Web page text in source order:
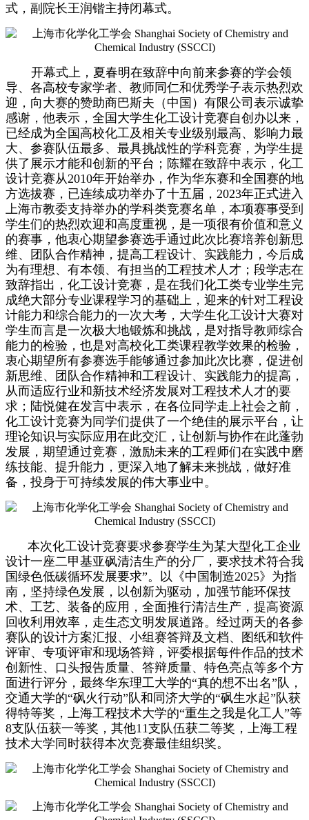
式， 副院长王润锴主持闭幕式。
开幕式上，夏春明在致辞中向前来参赛的学会领
导、各高校专家学者、教师同仁和优秀学子表示热烈欢
迎，向大赛的赞助商巴斯夫（中国）有限公司表示诚挚
感谢，他表示，全国大学生化工设计竞赛自创办以来，
已经成为全国高校化工及相关专业级别最高、影响力最
大、参赛队伍最多、最具挑战性的学科竞赛，为学生提
供了展示才能和创新的平台；陈耀在致辞中表示，化工
设计竞赛从2010年开始举办，作为华东赛和全国赛的地
方选拔赛，已连续成功举办了十五届，2023年正式进入
上海市教委支持举办的学科类竞赛名单，本项赛事受到
学生们的热烈欢迎和高度重视，是一项很有价值和意义
的赛事，他衷心期望参赛选手通过此次比赛培养创新思
维、团队合作精神，提高工程设计、实践能力，今后成
为有理想、有本领、有担当的工程技术人才；段学志在
致辞指出，化工设计竞赛，是在我们化工类专业学生完
成绝大部分专业课程学习的基础上，迎来的针对工程设
计能力和综合能力的一次大考，大学生化工设计大赛对
学生而言是一次极大地锻炼和挑战，是对指导教师综合
能力的检验，也是对高校化工类课程教学效果的检验，
衷心期望所有参赛选手能够通过参加此次比赛，促进创
新思维、团队合作精神和工程设计、实践能力的提高，
从而适应行业和新技术经济发展对工程技术人才的要
求；陆悦健在发言中表示，在各位同学走上社会之前，
化工设计竞赛为同学们提供了一个绝佳的展示平台，让
理论知识与实际应用在此交汇，让创新与协作在此蓬勃
发展，期望通过竞赛，激励未来的工程师们在实践中磨
练技能、提升能力，更深入地了解未来挑战，做好准
备，投身于可持续发展的伟大事业中。
本次化工设计竞赛要求参赛学生为某大型化工企业
设计一座二甲基亚砜清洁生产的分厂，要求技术符合我
国绿色低碳循环发展要求”。以《中国制造2025》为指
南，坚持绿色发展，以创新为驱动，加强节能环保技
术、工艺、装备的应用，全面推行清洁生产，提高资源
回收利用效率，走生态文明发展道路。 经过两天的各参
赛队的设计方案汇报、小组赛答辩及文档、图纸和软件
评审、专项评审和现场答辩， 评委根据每件作品的技术
创新性、口头报告质量、答辩质量、特色亮点等多个方
面进行评分， 最终华东理工大学的“真的想不出名”队，
交通大学的“砜火行动”队和同济大学的“砜生水起”队获
得特等奖，上海工程技术大学的“重生之我是化工人”等
8支队伍获一等奖，其他11支队伍获二等奖，上海工程
技术大学同时获得本次竞赛最佳组织奖。